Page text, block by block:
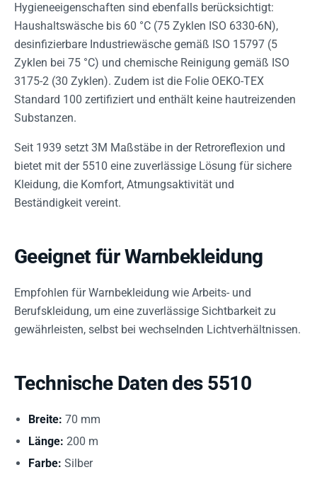
Hygieneeigenschaften sind ebenfalls berücksichtigt:
Haushaltswäsche bis 60 °C (75 Zyklen ISO 6330-6N),
desinfizierbare Industriewäsche gemäß ISO 15797 (5
Zyklen bei 75 °C) und chemische Reinigung gemäß ISO
3175-2 (30 Zyklen). Zudem ist die Folie OEKO-TEX
Standard 100 zertifiziert und enthält keine hautreizenden
Substanzen.
Seit 1939 setzt 3M Maßstäbe in der Retroreflexion und
bietet mit der 5510 eine zuverlässige Lösung für sichere
Kleidung, die Komfort, Atmungsaktivität und
Beständigkeit vereint.
Geeignet für Warnbekleidung
Empfohlen für Warnbekleidung wie Arbeits- und
Berufskleidung, um eine zuverlässige Sichtbarkeit zu
gewährleisten, selbst bei wechselnden Lichtverhältnissen.
Technische Daten des 5510
Breite: 70 mm
Länge: 200 m
Farbe: Silber